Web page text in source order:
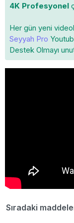
4K Profesyonel
Her gün yeni
Seyyah Pro
Destek Olmayı
Sıradaki